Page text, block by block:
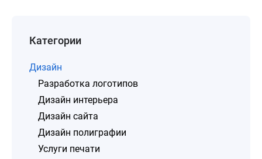
Категории
Дизайн
Разработка логотипов
Дизайн интерьера
Дизайн сайта
Дизайн полиграфии
Услуги печати